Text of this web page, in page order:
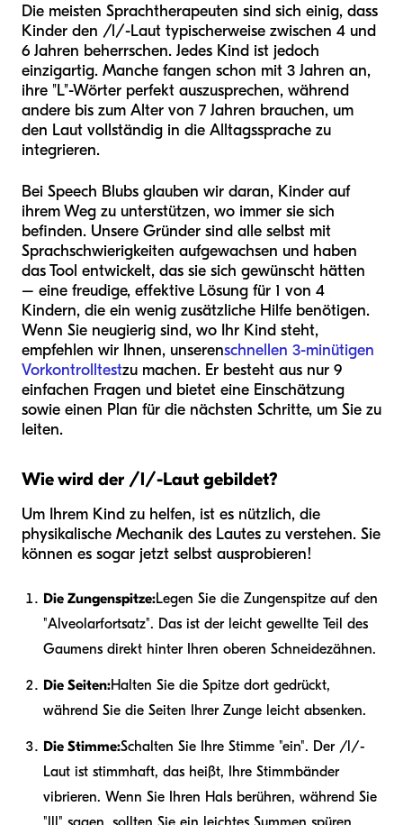
Die meisten Sprachtherapeuten sind sich einig, dass
Kinder den /l/-Laut typischerweise zwischen 4 und
6 Jahren beherrschen. Jedes Kind ist jedoch
einzigartig. Manche fangen schon mit 3 Jahren an,
ihre "L"-Wörter perfekt auszusprechen, während
andere bis zum Alter von 7 Jahren brauchen, um
den Laut vollständig in die Alltagssprache zu
integrieren.
Bei Speech Blubs glauben wir daran, Kinder auf
ihrem Weg zu unterstützen, wo immer sie sich
befinden. Unsere Gründer sind alle selbst mit
Sprachschwierigkeiten aufgewachsen und haben
das Tool entwickelt, das sie sich gewünscht hätten
– eine freudige, effektive Lösung für 1 von 4
Kindern, die ein wenig zusätzliche Hilfe benötigen.
Wenn Sie neugierig sind, wo Ihr Kind steht,
empfehlen wir Ihnen, unserenschnellen 3-minütigen
Vorkontrolltestzu machen. Er besteht aus nur 9
einfachen Fragen und bietet eine Einschätzung
sowie einen Plan für die nächsten Schritte, um Sie zu
leiten.
Wie wird der /l/-Laut gebildet?
Um Ihrem Kind zu helfen, ist es nützlich, die
physikalische Mechanik des Lautes zu verstehen. Sie
können es sogar jetzt selbst ausprobieren!
Die Zungenspitze:Legen Sie die Zungenspitze auf den
"Alveolarfortsatz". Das ist der leicht gewellte Teil des
Gaumens direkt hinter Ihren oberen Schneidezähnen.
Die Seiten:Halten Sie die Spitze dort gedrückt,
während Sie die Seiten Ihrer Zunge leicht absenken.
Die Stimme:Schalten Sie Ihre Stimme "ein". Der /l/-
Laut ist stimmhaft, das heißt, Ihre Stimmbänder
vibrieren. Wenn Sie Ihren Hals berühren, während Sie